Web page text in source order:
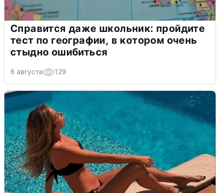
Справится даже школьник: пройдите
тест по географии, в котором очень
стыдно ошибиться
6 августа 129